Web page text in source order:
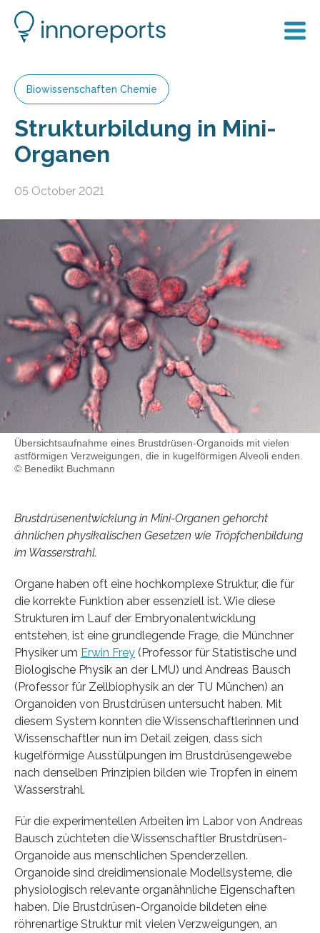
Biowissenschaften Chemie
Strukturbildung in Mini-
Organen
05 October 2021
Übersichtsaufnahme eines Brustdrüsen-Organoids mit vielen
astförmigen Verzweigungen, die in kugelförmigen Alveoli enden.
© Benedikt Buchmann
Brustdrüsenentwicklung in Mini-Organen gehorcht
ähnlichen physikalischen Gesetzen wie Tröpfchenbildung
im Wasserstrahl.
Organe haben oft eine hochkomplexe Struktur, die für
die korrekte Funktion aber essenziell ist. Wie diese
Strukturen im Lauf der Embryonalentwicklung
entstehen, ist eine grundlegende Frage, die Münchner
Physiker um Erwin Frey (Professor für Statistische und
Biologische Physik an der LMU) und Andreas Bausch
(Professor für Zellbiophysik an der TU München) an
Organoiden von Brustdrüsen untersucht haben. Mit
diesem System konnten die Wissenschaftlerinnen und
Wissenschaftler nun im Detail zeigen, dass sich
kugelförmige Ausstülpungen im Brustdrüsengewebe
nach denselben Prinzipien bilden wie Tropfen in einem
Wasserstrahl.
Für die experimentellen Arbeiten im Labor von Andreas
Bausch züchteten die Wissenschaftler Brustdrüsen-
Organoide aus menschlichen Spenderzellen.
Organoide sind dreidimensionale Modellsysteme, die
physiologisch relevante organähnliche Eigenschaften
haben. Die Brustdrüsen-Organoide bildeten eine
röhrenartige Struktur mit vielen Verzweigungen, an